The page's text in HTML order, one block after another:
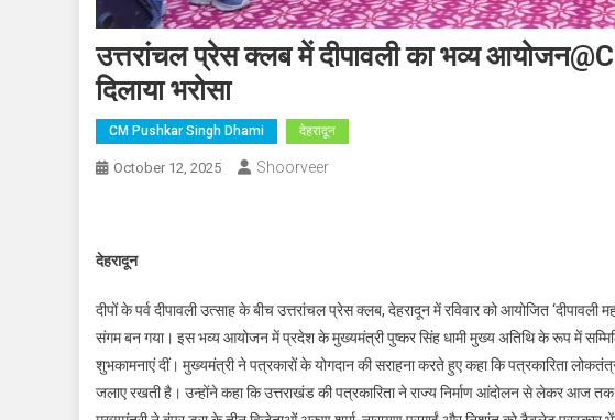
उत्तरांचल प्रेस क्लब में दीपावली का भव्य
दिलाया भरोसा
CM Pushkar Singh Dhami देहरादून
October 12, 2025 Shoorveer
देहरादून
दीपों के पर्व दीपावली उत्साह के बीच उत्तरांचल प्रेस क्लब, देहरादून में रविवार को आयोजित
संगम बन गया। इस भव्य आयोजन में प्रदेश के मुख्यमंत्री पुष्कर सिंह धामी मुख्य अतिथि के रूप में
शुभकामनाएं दीं। मुख्यमंत्री ने पत्रकारों के योगदान की सराहना करते हुए कहा कि पत्रकारिता
जलाए रखती है। उन्होंने कहा कि उत्तराखंड की पत्रकारिता ने राज्य निर्माण आंदोलन से लेकर आज